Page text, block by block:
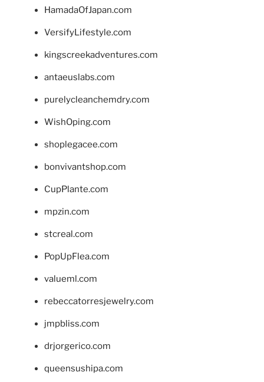
HamadaOfJapan.com
VersifyLifestyle.com
kingscreekadventures.com
antaeuslabs.com
purelycleanchemdry.com
WishOping.com
shoplegacee.com
bonvivantshop.com
CupPlante.com
mpzin.com
stcreal.com
PopUpFlea.com
valueml.com
rebeccatorresjewelry.com
jmpbliss.com
drjorgerico.com
queensushipa.com